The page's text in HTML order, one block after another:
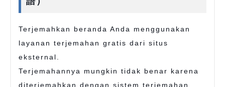
Terjemahkan beranda Anda menggunakan
layanan terjemahan gratis dari situs
eksternal.
Terjemahannya mungkin tidak benar karena
diterjemahkan dengan sistem terjemahan